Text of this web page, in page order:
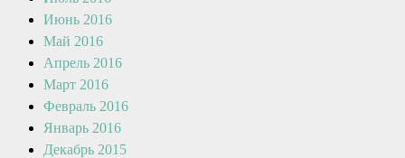
Июнь 2016
Май 2016
Апрель 2016
Март 2016
Февраль 2016
Январь 2016
Декабрь 2015